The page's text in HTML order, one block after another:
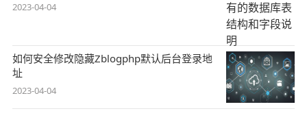
2023-04-04
如何安全修改隐藏Zblogphp默认后台登录地
址
2023-04-04